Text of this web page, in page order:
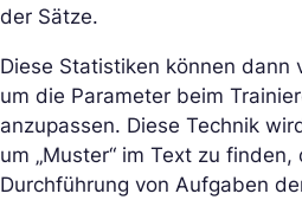
der Sätze.
Diese Statistiken können dann
um die Parameter beim
anzupassen. Diese Technik
um „Muster“ im Text zu
Durchführung von Aufgaben